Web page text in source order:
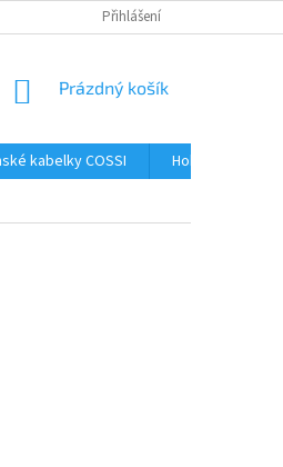
Přihlášení
NÁKUPNÍ
Prázdný košík
kabelky COSSI Hobby